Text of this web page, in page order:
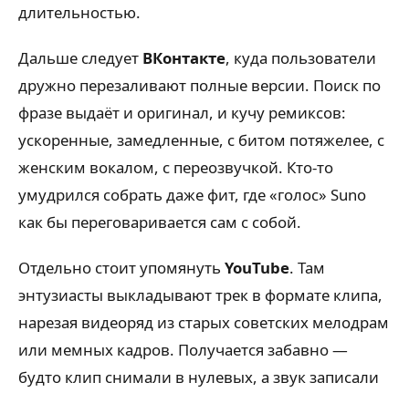
длительностью.
Дальше следует ВКонтакте, куда пользователи
дружно перезаливают полные версии. Поиск по
фразе выдаёт и оригинал, и кучу ремиксов:
ускоренные, замедленные, с битом потяжелее, с
женским вокалом, с переозвучкой. Кто-то
умудрился собрать даже фит, где «голос» Suno
как бы переговаривается сам с собой.
Отдельно стоит упомянуть YouTube. Там
энтузиасты выкладывают трек в формате клипа,
нарезая видеоряд из старых советских мелодрам
или мемных кадров. Получается забавно —
будто клип снимали в нулевых, а звук записали